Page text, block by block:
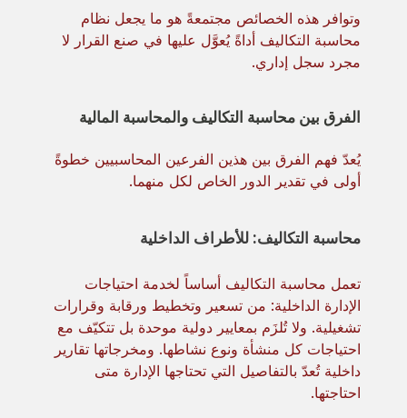
وتوافر هذه الخصائص مجتمعةً هو ما يجعل نظام
محاسبة التكاليف أداةً يُعوَّل عليها في صنع القرار لا
مجرد سجل إداري.
الفرق بين محاسبة التكاليف والمحاسبة المالية
يُعدّ فهم الفرق بين هذين الفرعين المحاسبيين خطوةً
أولى في تقدير الدور الخاص لكل منهما.
محاسبة التكاليف: للأطراف الداخلية
تعمل محاسبة التكاليف أساساً لخدمة احتياجات
الإدارة الداخلية: من تسعير وتخطيط ورقابة وقرارات
تشغيلية. ولا تُلزَم بمعايير دولية موحدة بل تتكيّف مع
احتياجات كل منشأة ونوع نشاطها. ومخرجاتها تقارير
داخلية تُعدّ بالتفاصيل التي تحتاجها الإدارة متى
احتاجتها.